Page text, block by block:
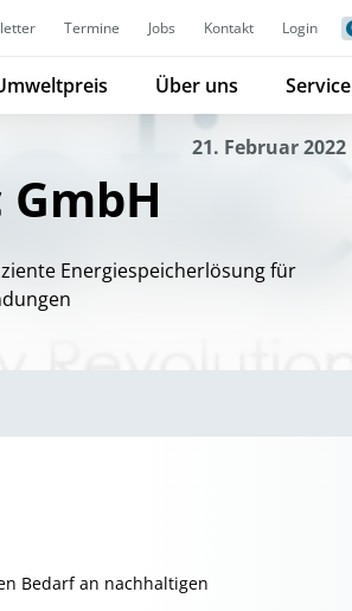
Termine Jobs Kontakt Login
Über uns Service
21. Februar 2022
Energiespeicherlösung für
Bedarf an nachhaltigen